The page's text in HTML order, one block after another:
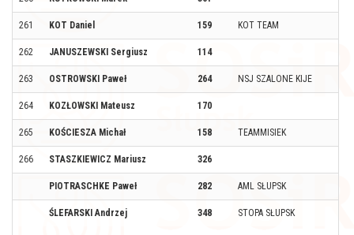
261 KOT Daniel 159 KOT TEAM
262 JANUSZEWSKI Sergiusz 114
263 OSTROWSKI Paweł 264 NSJ SZALONE KIJE
264 KOZŁOWSKI Mateusz 170
265 KOŚCIESZA Michał 158 TEAMMISIEK
266 STASZKIEWICZ Mariusz 326
PIOTRASCHKE Paweł 282 AML SŁUPSK
ŚLEFARSKI Andrzej 348 STOPA SŁUPSK